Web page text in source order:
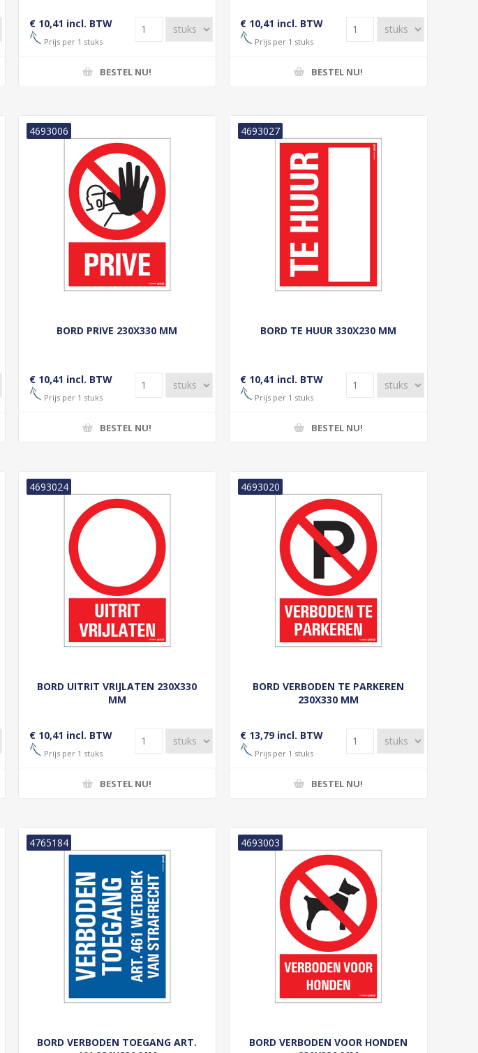
€ 10,41 incl. BTW
Prijs per 1 stuks
BESTEL NU!
€ 10,41 incl. BTW
Prijs per 1 stuks
BESTEL NU!
BORD PRIVE 230X330 MM
4693006
€ 10,41 incl. BTW
Prijs per 1 stuks
BESTEL NU!
BORD TE HUUR 330X230 MM
4693027
€ 10,41 incl. BTW
Prijs per 1 stuks
BESTEL NU!
BORD UITRIT VRIJLATEN 230X330
MM
4693024
€ 10,41 incl. BTW
Prijs per 1 stuks
BESTEL NU!
BORD VERBODEN TE PARKEREN
230X330 MM
4693020
€ 13,79 incl. BTW
Prijs per 1 stuks
BESTEL NU!
BORD VERBODEN TOEGANG ART.
4765184
BORD VERBODEN VOOR HONDEN
4693003